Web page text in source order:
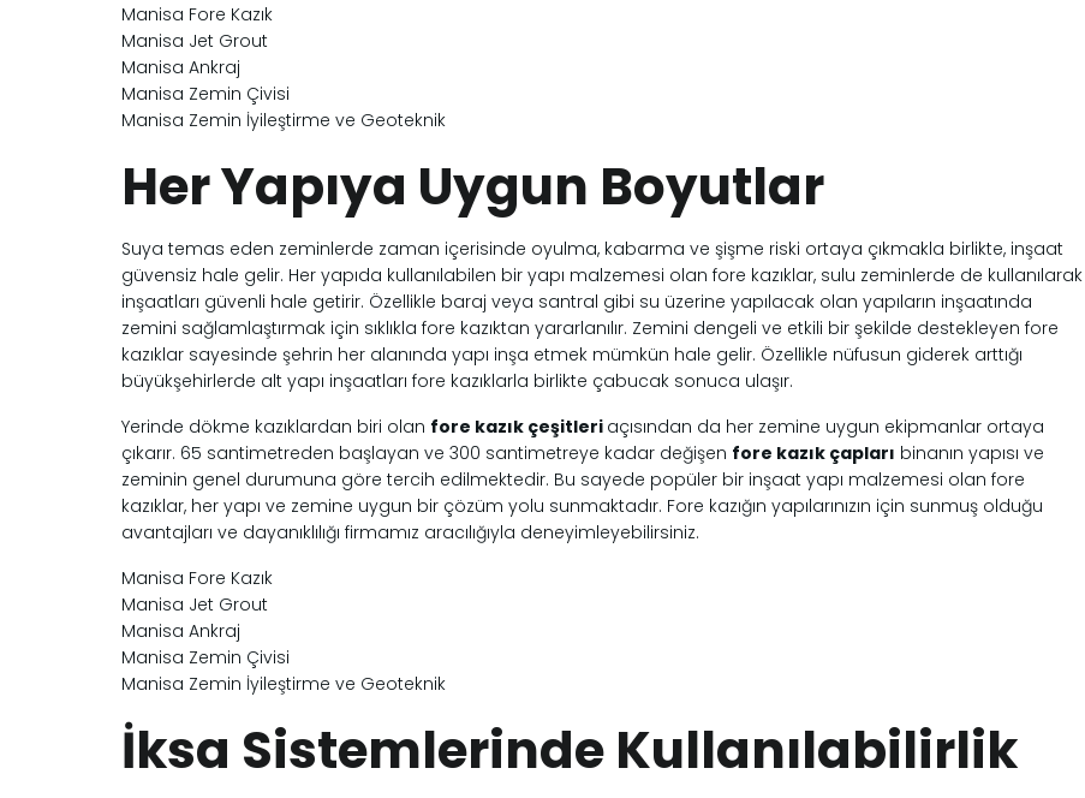
Manisa Fore Kazık
Manisa Jet Grout
Manisa Ankraj
Manisa Zemin Çivisi
Manisa Zemin İyileştirme ve Geoteknik
Her Yapıya Uygun Boyutlar
Suya temas eden zeminlerde zaman içerisinde oyulma, kabarma ve şişme riski ortaya çıkmakla birlikte, inşaat
güvensiz hale gelir. Her yapıda kullanılabilen bir yapı malzemesi olan fore kazıklar, sulu zeminlerde de kullanılarak
inşaatları güvenli hale getirir. Özellikle baraj veya santral gibi su üzerine yapılacak olan yapıların inşaatında
zemini sağlamlaştırmak için sıklıkla fore kazıktan yararlanılır. Zemini dengeli ve etkili bir şekilde destekleyen fore
kazıklar sayesinde şehrin her alanında yapı inşa etmek mümkün hale gelir. Özellikle nüfusun giderek arttığı
büyükşehirlerde alt yapı inşaatları fore kazıklarla birlikte çabucak sonuca ulaşır.
Yerinde dökme kazıklardan biri olan fore kazık çeşitleri açısından da her zemine uygun ekipmanlar ortaya
çıkarır. 65 santimetreden başlayan ve 300 santimetreye kadar değişen fore kazık çapları binanın yapısı ve
zeminin genel durumuna göre tercih edilmektedir. Bu sayede popüler bir inşaat yapı malzemesi olan fore
kazıklar, her yapı ve zemine uygun bir çözüm yolu sunmaktadır. Fore kazığın yapılarınızın için sunmuş olduğu
avantajları ve dayanıklılığı firmamız aracılığıyla deneyimleyebilirsiniz.
Manisa Fore Kazık
Manisa Jet Grout
Manisa Ankraj
Manisa Zemin Çivisi
Manisa Zemin İyileştirme ve Geoteknik
İksa Sistemlerinde Kullanılabilirlik